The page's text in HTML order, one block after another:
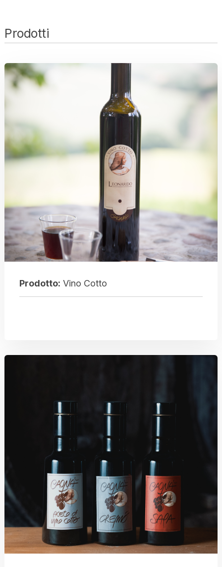
Prodotti
Prodotto: Vino Cotto